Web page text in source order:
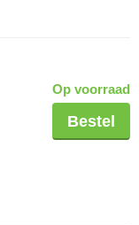
Op voorraad
Bestel